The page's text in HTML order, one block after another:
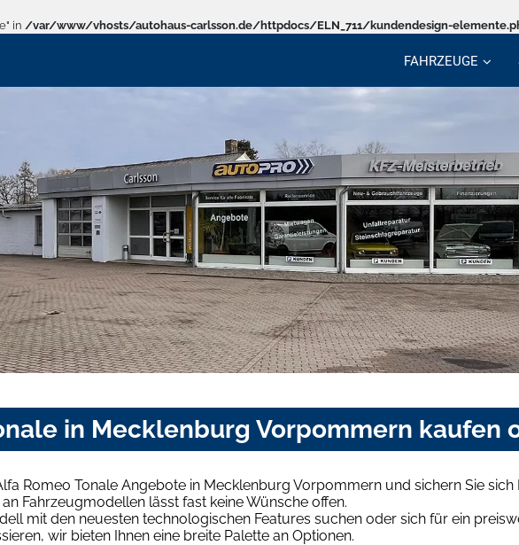
in /var/www/vhosts/autohaus-carlsson.de/httpdocs/ELN_711/kundendesign-
FAHRZEUGE
in Mecklenburg Vorpommern kaufen
Romeo Tonale Angebote in Mecklenburg Vorpommern und sichern Sie sich
Fahrzeugmodellen lässt fast keine Wünsche offen.
mit den neuesten technologischen Features suchen oder sich für ein
wir bieten Ihnen eine breite Palette an Optionen.